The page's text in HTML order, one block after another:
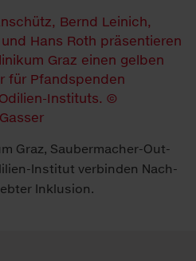
Graz, Sauber­macher-Out­
In­stitut ver­binden Nach­
In­klus­ion.